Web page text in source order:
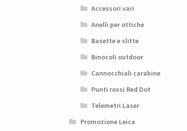
Accessori vari
Anelli per ottiche
Basette e slitte
Binocoli outdoor
Cannocchiali carabine
Punti rossi Red Dot
Telemetri Laser
Promozione Leica